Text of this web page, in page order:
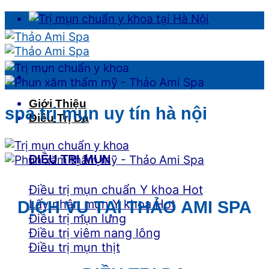
Skip
to
content
Giới Thiệu
Điều Trị Da
ĐIỀU TRỊ MỤN
Điều trị mụn chuẩn Y khoa
Lấy nhân mụn Y khoa
Điều trị mụn lưng
Điều trị viêm nang lông
Điều trị mụn thịt
spa trị mụn uy tín hà nội
DỊCH VỤ TẠI THẢO AMI SPA